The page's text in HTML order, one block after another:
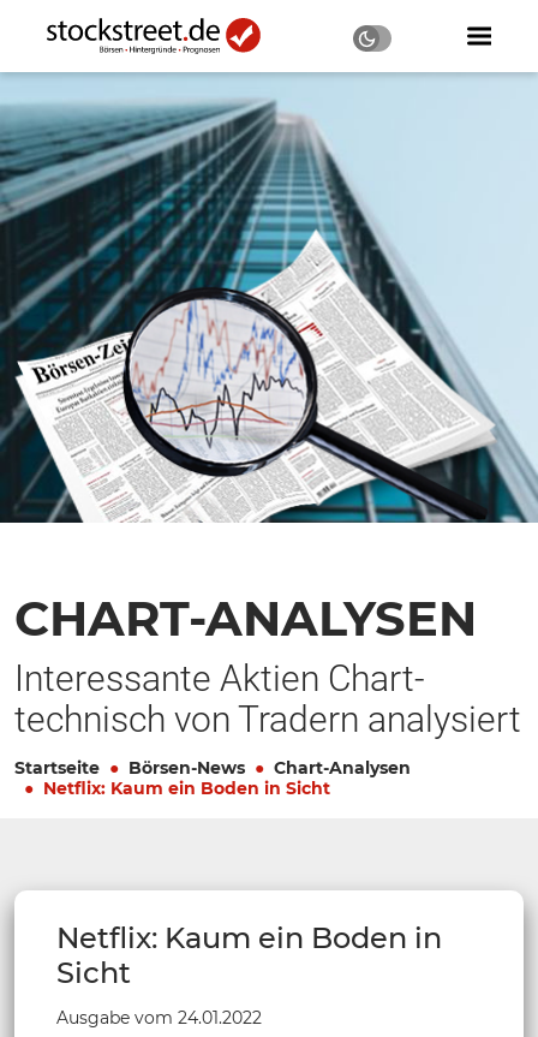
CHART-ANALYSEN
Interessante Aktien Chart-
technisch von Tradern analysiert
Startseite Börsen-News
Chart-Analysen
Netflix: Kaum ein Boden in Sicht
Netflix: Kaum ein Boden in
Sicht
Ausgabe vom 24.01.2022